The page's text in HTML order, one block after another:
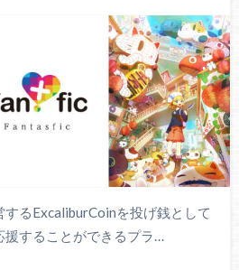
るExcaliburCoinを投げ銭として
援することができるプラ…